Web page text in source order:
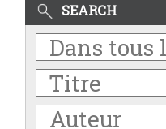
SEARCH